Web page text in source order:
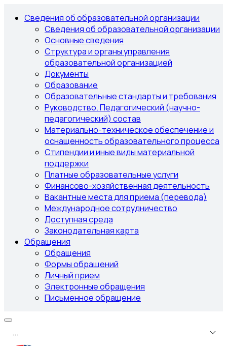
Сведения об образовательной организации
Сведения об образовательной организации
Основные сведения
Структура и органы управления
образовательной организацией
Документы
Образование
Образовательные стандарты и требования
Руководство. Педагогический (научно-
педагогический) состав
Материально-техническое обеспечение и
оснащенность образовательного процесса
Стипендии и иные виды материальной
поддержки
Платные образовательные услуги
Финансово-хозяйственная деятельность
Вакантные места для приема (перевода)
Международное сотрудничество
Доступная среда
Законодательная карта
Обращения
Обращения
Формы обращений
Личный прием
Электронные обращения
Письменное обращение
...